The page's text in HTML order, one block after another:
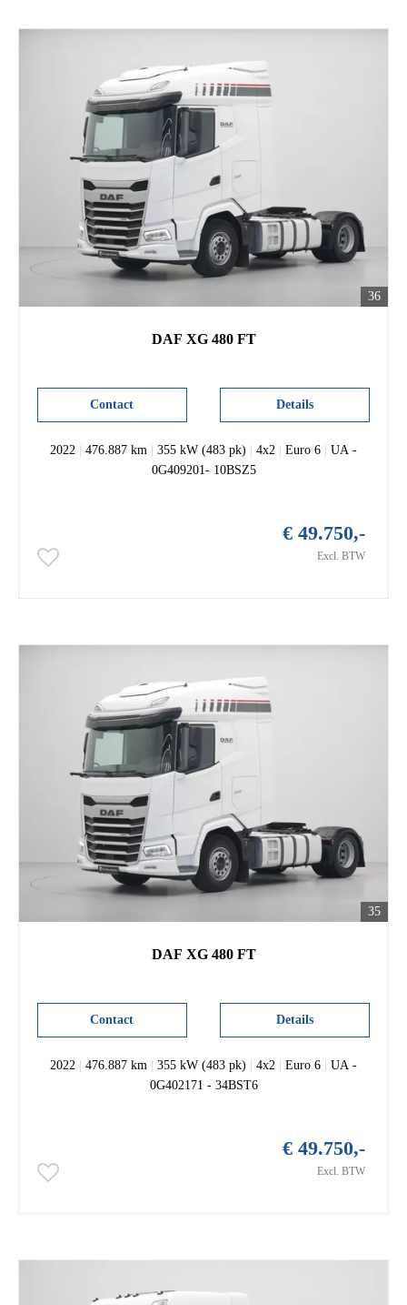
36
DAF XG 480 FT
Details
Contact
2022 | 476.887 km | 355 kW (483 pk) | 4x2 | Euro 6 | UA -
0G409201- 10BSZ5
€ 49.750,-
Excl. BTW
35
DAF XG 480 FT
Details
Contact
2022 476.887 km 355 kW (483 pk) 4x2 Euro 6
UA -
0G402171 - 34BST6
€ 49.750,-
Excl. BTW